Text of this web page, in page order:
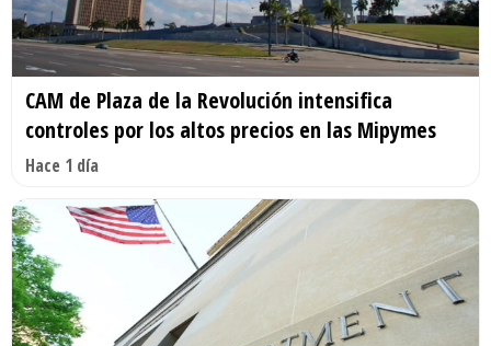
CAM de Plaza de la Revolución intensifica
controles por los altos precios en las Mipymes
Hace 1 día